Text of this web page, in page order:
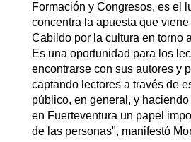
Formación y Congresos, es el
concentra la apuesta que viene
Cabildo por la cultura en torno
Es una oportunidad para los
encontrarse con sus autores y
captando lectores a través de
público, en general, y
en Fuerteventura un papel
de las personas", manifestó